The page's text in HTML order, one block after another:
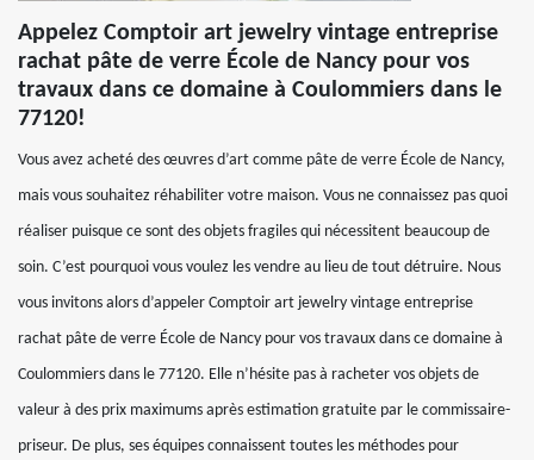
Appelez Comptoir art jewelry vintage entreprise
rachat pâte de verre École de Nancy pour vos
travaux dans ce domaine à Coulommiers dans le
77120!
Vous avez acheté des œuvres d’art comme pâte de verre École de Nancy,
mais vous souhaitez réhabiliter votre maison. Vous ne connaissez pas quoi
réaliser puisque ce sont des objets fragiles qui nécessitent beaucoup de
soin. C’est pourquoi vous voulez les vendre au lieu de tout détruire. Nous
vous invitons alors d’appeler Comptoir art jewelry vintage entreprise
rachat pâte de verre École de Nancy pour vos travaux dans ce domaine à
Coulommiers dans le 77120. Elle n’hésite pas à racheter vos objets de
valeur à des prix maximums après estimation gratuite par le commissaire-
priseur. De plus, ses équipes connaissent toutes les méthodes pour